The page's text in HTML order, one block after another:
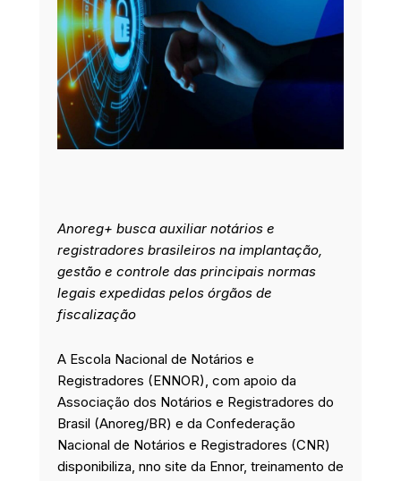
Anoreg+ busca auxiliar notários e
registradores brasileiros na implantação,
gestão e controle das principais normas
legais expedidas pelos órgãos de
fiscalização
A Escola Nacional de Notários e
Registradores (ENNOR), com apoio da
Associação dos Notários e Registradores do
Brasil (Anoreg/BR) e da Confederação
Nacional de Notários e Registradores (CNR)
disponibiliza, nno site da Ennor, treinamento de